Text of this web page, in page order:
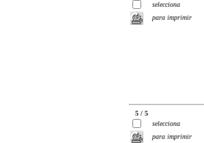
selecciona
para imprimir
5 / 5
selecciona
para imprimir